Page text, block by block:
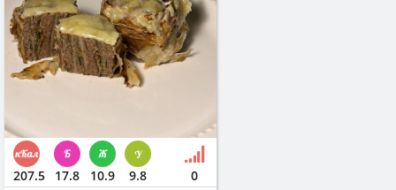
207.5 17.8 10.9 9.8 0